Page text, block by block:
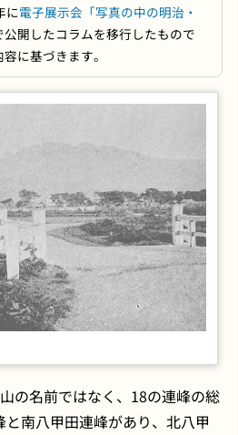
に電子展示会「写真の中の明治・
公開したコラムを移行したもので
に基づきます。
の名前ではなく、18の連峰の総
南八甲田連峰があり、北八甲